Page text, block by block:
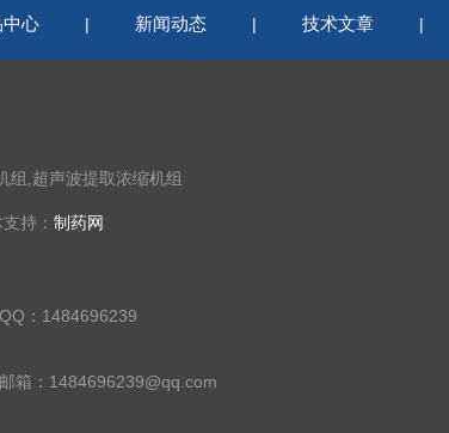
中心 | 新闻动态 | 技术文章 |
组,超声波提取浓缩机组
持： 制药网
QQ：1484696239
邮箱：1484696239@qq.com